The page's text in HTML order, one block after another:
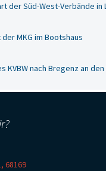
der Süd-West-Verbände in
MKG im Bootshaus
KVBW nach Bregenz an
68169